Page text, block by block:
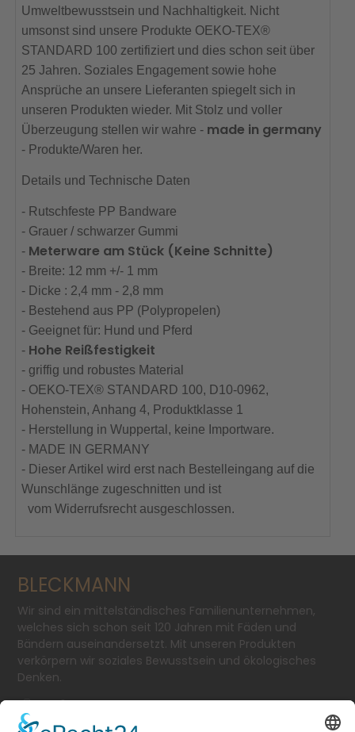
Umweltbewusstsein und Nachhaltigkeit. Nicht
umsonst sind unsere Produkte OEKO-TEX®
STANDARD 100 zertifiziert und dies schon seit über
25 Jahren. Soziales Engagement sowie hohe
Ansprüche an unsere Lieferanten spiegelt sich in
unseren Produkten wieder. Mit Stolz und voller
Überzeugung stellen wir wahre - made in germany
- Produkte/Waren her.
Details und Technische Daten
- Rutschfeste PP Bandware
- Grauer / schwarzer Gummi
- Meterware am Stück (Keine Schnitte)
- Breite: 12 mm +/- 1 mm
- Dicke : 2,4 mm - 2,8 mm
- Bestehend aus PP (Polypropelen)
- Geeignet für: Hund und Pferd
- Hohe Reißfestigkeit
- griffig und robustes Material
- OEKO-TEX® STANDARD 100, D10-0962,
Hohenstein, Anhang 4, Produktklasse 1
- Herstellung in Wuppertal, keine Importware.
- MADE IN GERMANY
- Dieser Artikel wird erst nach Bestelleingang auf die
Wunschlänge zugeschnitten und ist
vom Widerrufsrecht ausgeschlossen.
BLECKMANN
Wir sind ein mittelständisches Familienunternehmen,
welches sich schon seit 120 Jahren mit Fäden und
Bändern auseinandersetzt. Mit unseren Produkten
verkörpern wir soziales Bewusstsein und ökologisches
Denken.
SCHÄFERSTR. 11-13
TEL.: + 49 2 02 - 2 50 53-0